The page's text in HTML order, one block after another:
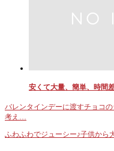
安くて大量、簡単、時間
バレンタインデーに渡すチョコ
考え…
ふわふわでジューシー♪子供から